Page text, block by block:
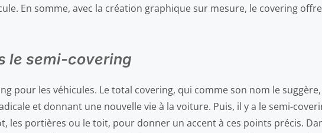
En somme, avec la création graphique sur mesure, le covering
le semi-covering
pour les véhicules. Le total covering, qui comme son nom le
et donnant une nouvelle vie à la voiture. Puis, il y a le semi-
les portières ou le toit, pour donner un accent à ces points précis.